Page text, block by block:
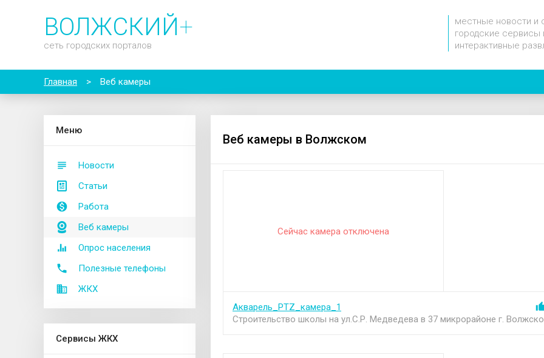
ВОЛЖСКИЙ+
сеть городских порталов
местные новости и
городские сервисы
интерактивные
Главная > Веб камеры
Меню
Новости
Статьи
Работа
Веб камеры
Опрос населения
Полезные телефоны
ЖКХ
Сервисы ЖКХ
Веб камеры в Волжском
Сейчас камера отключена
Акварель_PTZ_камера_1
Строительство школы на ул.С.Р. Медведева в 37 микрорайоне г.